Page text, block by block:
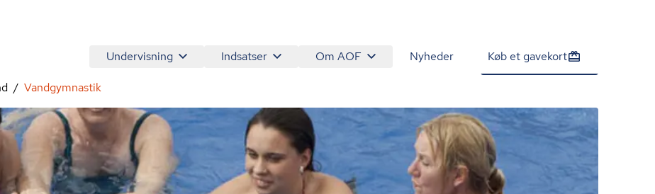
Undervisning Indsatser Om AOF Nyheder Køb et gavekort
Vandgymnastik
880 kr. /person Tilmeld venteliste